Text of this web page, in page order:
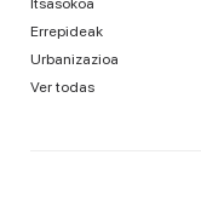
Errepideak
Urbanizazioa
Ver todas